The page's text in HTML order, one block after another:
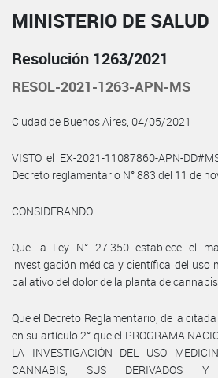
MINISTERIO DE SALUD
Resolución 1263/2021
RESOL-2021-1263-APN-MS
Ciudad de Buenos Aires, 04/05/2021
VISTO el EX-2021-11087860-APN-
Decreto reglamentario N° 883 del 11 de
CONSIDERANDO:
Que la Ley N° 27.350 establece el
investigación médica y científica del uso
paliativo del dolor de la planta de
Que el Decreto Reglamentario, de la
en su artículo 2° que el PROGRAMA
LA INVESTIGACIÓN DEL USO
CANNABIS, SUS DERIVADOS Y